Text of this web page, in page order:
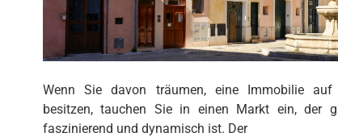
Wenn Sie davon träumen, eine Immobilie
besitzen, tauchen Sie in einen Markt ein, der
faszinierend und dynamisch ist. Der